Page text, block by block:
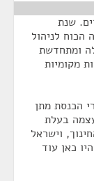
שנת
לניהול
ומתחדשת
מקומיות
הכנסת מתן
בעלת
וישראל
כאן עוד